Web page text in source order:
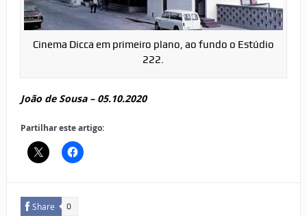
Cinema Dicca em primeiro plano, ao fundo o Estúdio
222.
João de Sousa – 05.10.2020
Partilhar este artigo:
Share 0